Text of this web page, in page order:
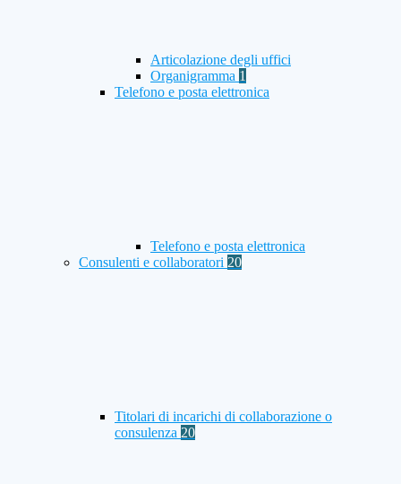
Articolazione degli uffici
Organigramma 1
Telefono e posta elettronica
Telefono e posta elettronica
Consulenti e collaboratori 20
Titolari di incarichi di collaborazione o
consulenza 20